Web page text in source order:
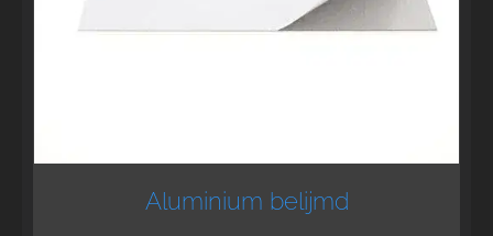
Aluminium belijmd